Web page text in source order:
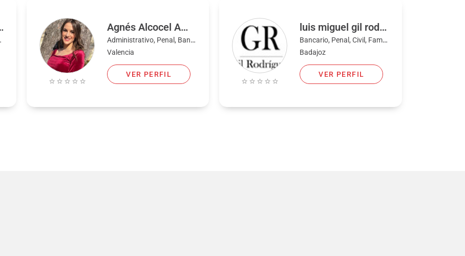
Buendía
Penal
Agnés Alcocel Amat
Administrativo, Penal, Bancario, Civil, Familia, Laboral, Extranjería y nacionalidad
Valencia
VER PERFIL
luis miguel gil rodriguez
Bancario, Penal, Civil, Familia
Badajoz
VER PERFIL